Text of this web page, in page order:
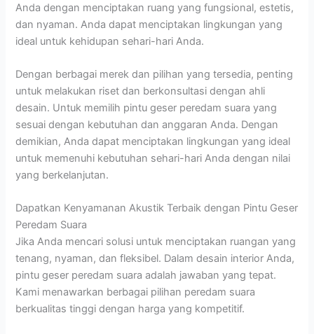
Anda dengan menciptakan ruang yang fungsional, estetis,
dan nyaman. Anda dapat menciptakan lingkungan yang
ideal untuk kehidupan sehari-hari Anda.
Dengan berbagai merek dan pilihan yang tersedia, penting
untuk melakukan riset dan berkonsultasi dengan ahli
desain. Untuk memilih pintu geser peredam suara yang
sesuai dengan kebutuhan dan anggaran Anda. Dengan
demikian, Anda dapat menciptakan lingkungan yang ideal
untuk memenuhi kebutuhan sehari-hari Anda dengan nilai
yang berkelanjutan.
Dapatkan Kenyamanan Akustik Terbaik dengan Pintu Geser
Peredam Suara
Jika Anda mencari solusi untuk menciptakan ruangan yang
tenang, nyaman, dan fleksibel. Dalam desain interior Anda,
pintu geser peredam suara adalah jawaban yang tepat.
Kami menawarkan berbagai pilihan peredam suara
berkualitas tinggi dengan harga yang kompetitif.